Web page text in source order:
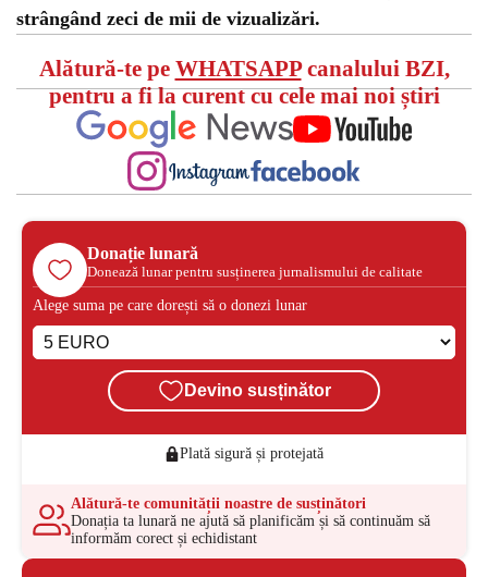
strângând zeci de mii de vizualizări.
Alătură-te pe WHATSAPPcanalului BZI,
pentru a fi la curent cu cele mai noi știri
Donație lunară
Donează lunar pentru susținerea jurnalismului de calitate
Alege suma pe care dorești să o donezi lunar
Devino susținător
Plată sigură și protejată
Alătură-te comunității noastre de susținători
Donația ta lunară ne ajută să planificăm și să continuăm să
informăm corect și echidistant